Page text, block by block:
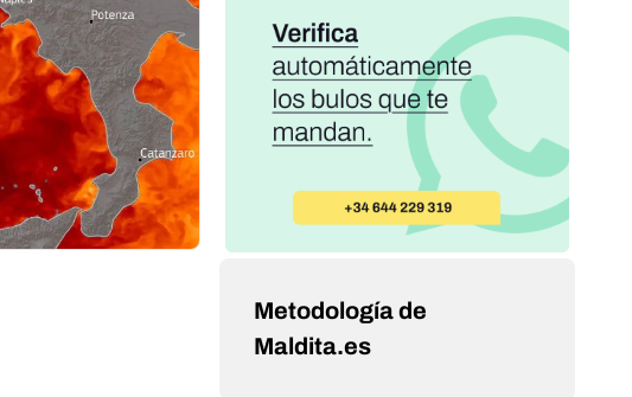
Metodología de
Maldita.es